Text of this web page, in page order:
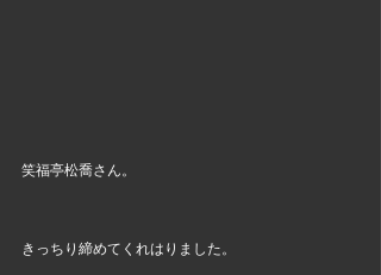
笑福亭松喬さん。
きっちり締めてくれはりました。